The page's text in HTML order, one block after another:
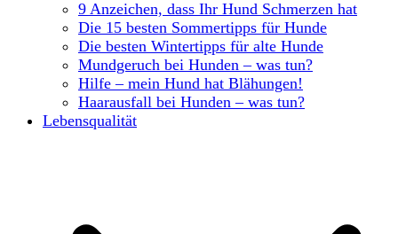
9 Anzeichen, dass Ihr Hund Schmerzen hat
Die 15 besten Sommertipps für Hunde
Die besten Wintertipps für alte Hunde
Mundgeruch bei Hunden – was tun?
Hilfe – mein Hund hat Blähungen!
Haarausfall bei Hunden – was tun?
Lebensqualität